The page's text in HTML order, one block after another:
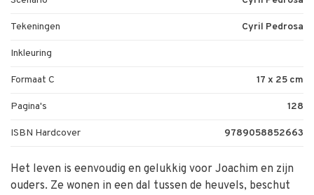
Tekeningen Cyril Pedrosa
Inkleuring
Formaat C 17 x 25 cm
Pagina's 128
ISBN Hardcover 9789058852663
Het leven is eenvoudig en gelukkig voor Joachim en zijn
ouders. Ze wonen in een dal tussen de heuvels, beschut